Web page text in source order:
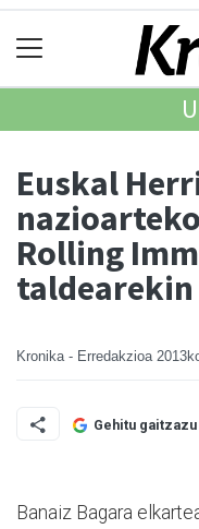
Euskal
Rolling
taldearekin
Kronika - Erredakzioa
Gehitu
Banaiz Bagara